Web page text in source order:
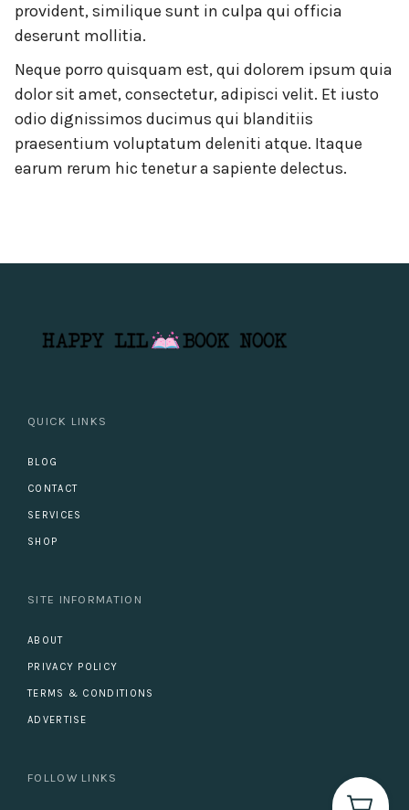
provident, similique sunt in culpa qui officia
deserunt mollitia.
Neque porro quisquam est, qui dolorem ipsum quia
dolor sit amet, consectetur, adipisci velit. Et iusto
odio dignissimos ducimus qui blanditiis
praesentium voluptatum deleniti atque. Itaque
earum rerum hic tenetur a sapiente delectus.
QUICK LINKS
BLOG
CONTACT
SERVICES
SHOP
SITE INFORMATION
ABOUT
PRIVACY POLICY
TERMS & CONDITIONS
ADVERTISE
FOLLOW LINKS